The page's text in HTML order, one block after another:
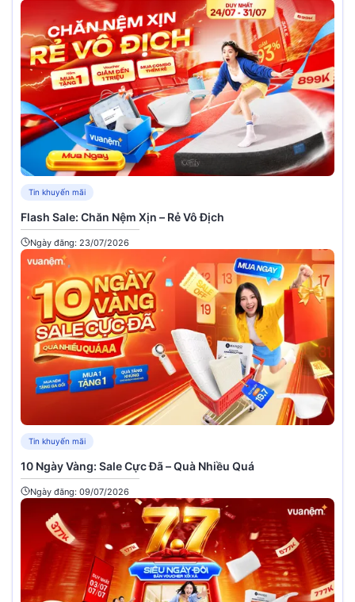
Tin khuyến mãi
Flash Sale: Chăn Nệm Xịn – Rẻ Vô Địch
Ngày đăng: 23/07/2026
Tin khuyến mãi
10 Ngày Vàng: Sale Cực Đã – Quà Nhiều Quá
Ngày đăng: 09/07/2026